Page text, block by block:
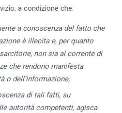
a condizione che:
a conoscenza del fatto che
è illecita e, per quanto
non sia al corrente di
che rendono manifesta
o dell’informazione;
di tali fatti, su
autorità competenti, agisca